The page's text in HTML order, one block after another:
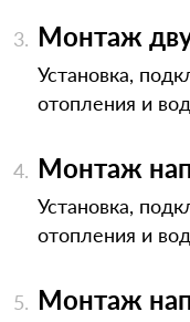
Монтаж
Установка,
отопления и
Монтаж
Установка,
отопления и
Монтаж